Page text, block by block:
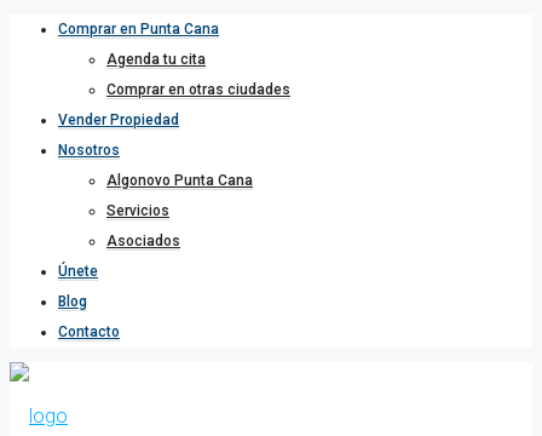
Comprar en Punta Cana
Agenda tu cita
Comprar en otras ciudades
Vender Propiedad
Nosotros
Algonovo Punta Cana
Servicios
Asociados
Únete
Blog
Contacto